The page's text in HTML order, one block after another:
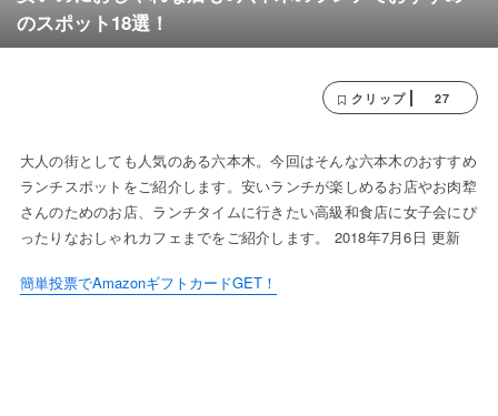
のスポット18選！
クリップ 27
大人の街としても人気のある六本木。今回はそんな六本木のおすすめ
ランチスポットをご紹介します。安いランチが楽しめるお店やお肉犂
さんのためのお店、ランチタイムに行きたい高級和食店に女子会にぴ
ったりなおしゃれカフェまでをご紹介します。 2018年7月6日 更新
簡単投票でAmazonギフトカードGET！